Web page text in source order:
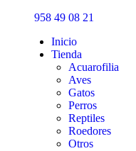
958 49 08 21
Inicio
Tienda
Acuarofilia
Aves
Gatos
Perros
Reptiles
Roedores
Otros
Inicio